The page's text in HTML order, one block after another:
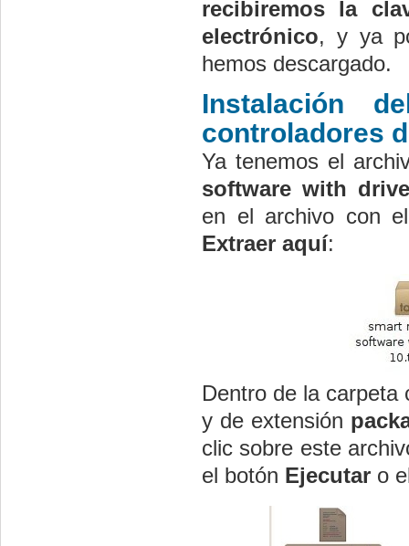
recibiremos la
electrónico, y ya
hemos descargado.
Instalación
controladores
Ya tenemos el
software with
en el archivo con
Extraer aquí:
Dentro de la carpeta
y de extensión
clic sobre este
el botón Ejecutar o